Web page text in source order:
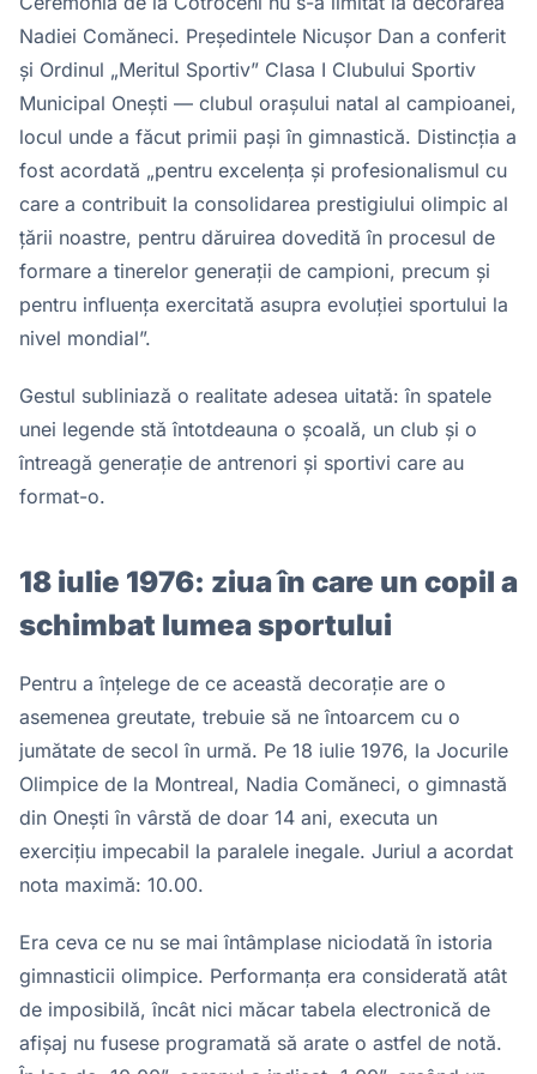
Nadiei Comăneci. Președintele Nicușor Dan a conferit
și Ordinul „Meritul Sportiv” Clasa I Clubului Sportiv
Municipal Onești — clubul orașului natal al campioanei,
locul unde a făcut primii pași în gimnastică. Distincția a
fost acordată „pentru excelența și profesionalismul cu
care a contribuit la consolidarea prestigiului olimpic al
țării noastre, pentru dăruirea dovedită în procesul de
formare a tinerelor generații de campioni, precum și
pentru influența exercitată asupra evoluției sportului la
nivel mondial”.
Gestul subliniază o realitate adesea uitată: în spatele
unei legende stă întotdeauna o școală, un club și o
întreagă generație de antrenori și sportivi care au
format-o.
18 iulie 1976: ziua în care un copil a
schimbat lumea sportului
Pentru a înțelege de ce această decorație are o
asemenea greutate, trebuie să ne întoarcem cu o
jumătate de secol în urmă. Pe 18 iulie 1976, la Jocurile
Olimpice de la Montreal, Nadia Comăneci, o gimnastă
din Onești în vârstă de doar 14 ani, executa un
exercițiu impecabil la paralele inegale. Juriul a acordat
nota maximă: 10.00.
Era ceva ce nu se mai întâmplase niciodată în istoria
gimnasticii olimpice. Performanța era considerată atât
de imposibilă, încât nici măcar tabela electronică de
afișaj nu fusese programată să arate o astfel de notă.